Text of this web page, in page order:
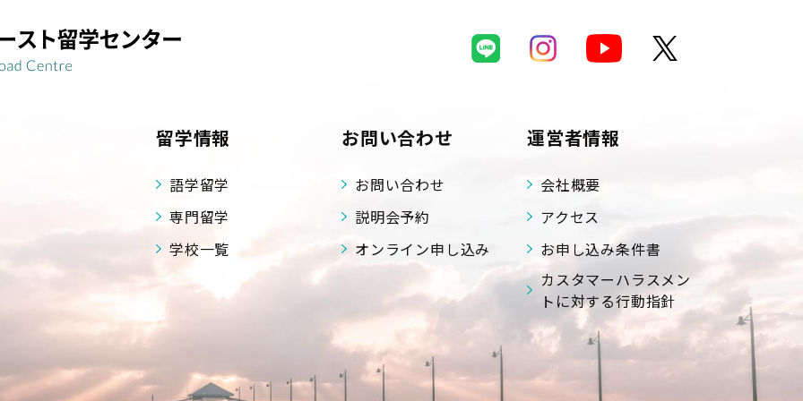
留学情報
語学留学
専門留学
学校一覧
お問い合わせ
お問い合わせ
説明会予約
オンライン申し込み
運営者情報
会社概要
アクセス
お申し込み条件書
カスタマーハラスメン
トに対する行動指針